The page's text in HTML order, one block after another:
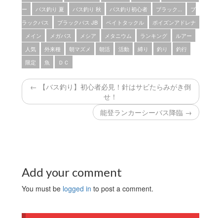
ー
バス釣り 夏 バス釣り 秋 バス釣り初心者 ブラック...
ブ
ラックバス
ブラックバス JB ベイトタックル
ポイズンアドレナ
メイン
メガバス メシア メタニウム ランキング
ルアー
人気
外来種 朝マズメ 朝活 活動 縛り 釣り
釣行
限定
魚 ＤＣ
← 【バス釣り】初心者必見！針はサビたらみがき倒
せ！
能登ランカーシーバス降臨 →
Add your comment
You must be logged in to post a comment.